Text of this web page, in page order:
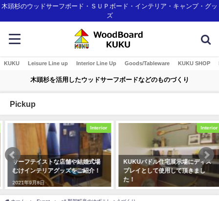
木頭杉のウッドサーフボード・ＳＵＰボード・インテリア・キャンプ・グッ
ズ
KUKU Leisure Line up Interior Line Up Goods/Tableware KUKU SHOP
木頭杉を活用したウッドサーフボードなどのものづくり
Pickup
Interior
サーフテイストな店舗や結婚式場
むけインテリアグッズをご紹介！
2021年9月8日
Interior
KUKUパドル住宅展示場にディス
プレイとして使用して頂きまし
た！